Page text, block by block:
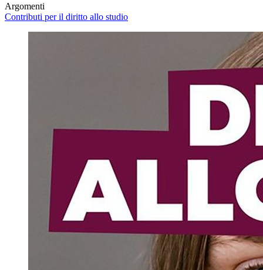
Argomenti
Contributi per il diritto allo studio